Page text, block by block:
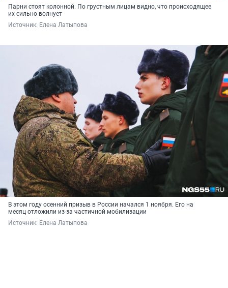
Парни стоят колонной. По грустным лицам видно, что происходящее
их сильно волнует
Источник: Елена Латыпова
В этом году осенний призыв в России начался 1 ноября. Его на
месяц отложили из-за частичной мобилизации
Источник: Елена Латыпова